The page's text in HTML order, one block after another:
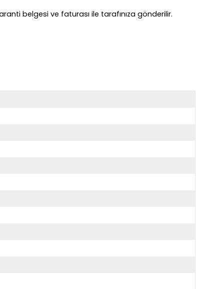
belgesi ve faturası ile tarafınıza gönderilir.